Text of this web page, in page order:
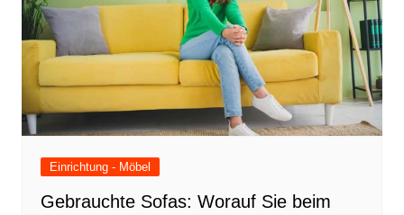
Einrichtung - Möbel
Gebrauchte Sofas: Worauf Sie beim